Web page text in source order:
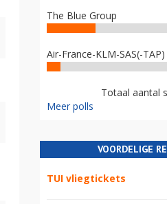
The Blue Group
Air-France-KLM-SAS(-TAP)
Totaal aantal
Meer polls
VOORDELIGE
TUI vliegtickets